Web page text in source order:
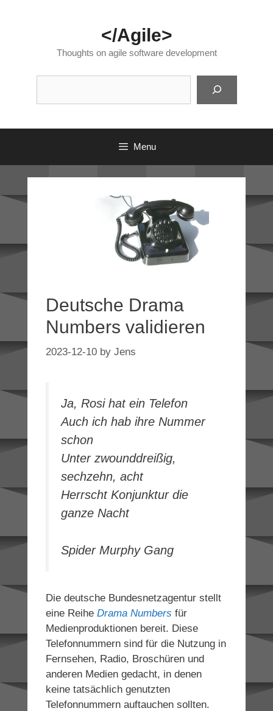
</Agile>
Thoughts on agile software development
Menu
Deutsche Drama
Numbers validieren
2023-12-10 by Jens
Ja, Rosi hat ein Telefon
Auch ich hab ihre Nummer
schon
Unter zwounddreißig,
sechzehn, acht
Herrscht Konjunktur die
ganze Nacht
Spider Murphy Gang
Die deutsche Bundesnetzagentur stellt
eine Reihe Drama Numbers für
Medienproduktionen bereit. Diese
Telefonnummern sind für die Nutzung in
Fernsehen, Radio, Broschüren und
anderen Medien gedacht, in denen
keine tatsächlich genutzten
Telefonnummern auftauchen sollten.